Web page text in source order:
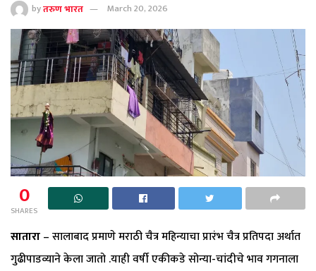
byतरुण भारत March 20, 2026
0
SHARES
सातारा– सालाबाद प्रमाणे मराठी चैत्र महिन्याचा प्रारंभ चैत्र प्रतिपदा अर्थात
गुढीपाडव्याने केला जातो .याही वर्षी एकीकडे सोन्या-चांदीचे भाव गगनाला